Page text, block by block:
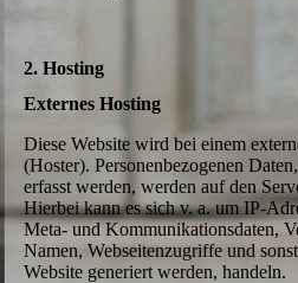
2. Hosting
Externes Hosting
Diese Website wird bei einem
(Hoster). Personenbezogenen
erfasst werden, werden auf den
Hierbei kann es sich v. a. um IP-
Meta- und Kommunikationsdaten,
Namen, Webseitenzugriffe und
Website generiert werden, handeln.